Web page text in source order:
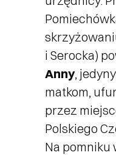
i Serocka)
Anny,
matkom,
przez
Polskiego
Na pomniku